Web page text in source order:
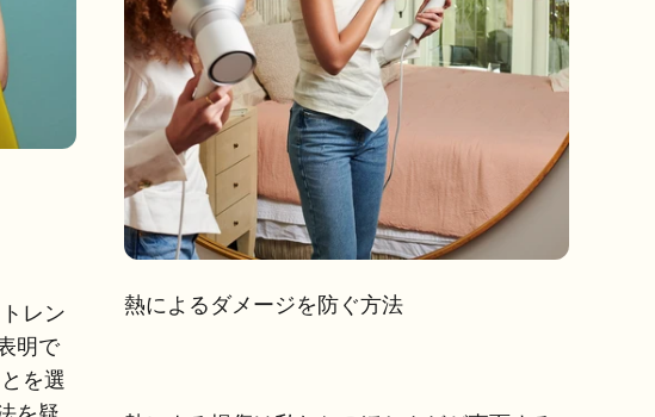
レン
明で
を選
熱によるダメージを防ぐ方法